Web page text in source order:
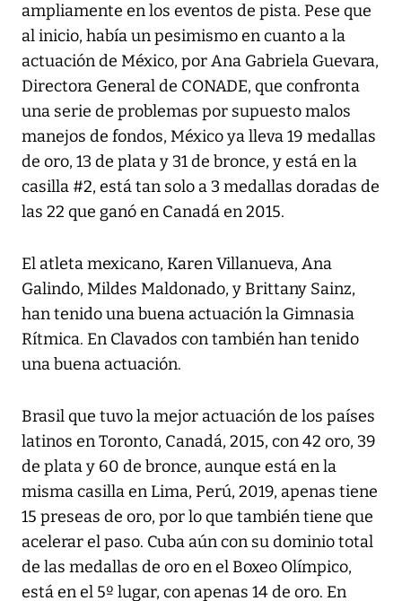
ampliamente en los eventos de pista. Pese que
al inicio, había un pesimismo en cuanto a la
actuación de México, por Ana Gabriela Guevara,
Directora General de CONADE, que confronta
una serie de problemas por supuesto malos
manejos de fondos, México ya lleva 19 medallas
de oro, 13 de plata y 31 de bronce, y está en la
casilla #2, está tan solo a 3 medallas doradas de
las 22 que ganó en Canadá en 2015.
El atleta mexicano, Karen Villanueva, Ana
Galindo, Mildes Maldonado, y Brittany Sainz,
han tenido una buena actuación la Gimnasia
Rítmica. En Clavados con también han tenido
una buena actuación.
Brasil que tuvo la mejor actuación de los países
latinos en Toronto, Canadá, 2015, con 42 oro, 39
de plata y 60 de bronce, aunque está en la
misma casilla en Lima, Perú, 2019, apenas tiene
15 preseas de oro, por lo que también tiene que
acelerar el paso. Cuba aún con su dominio total
de las medallas de oro en el Boxeo Olímpico,
está en el 5º lugar, con apenas 14 de oro. En